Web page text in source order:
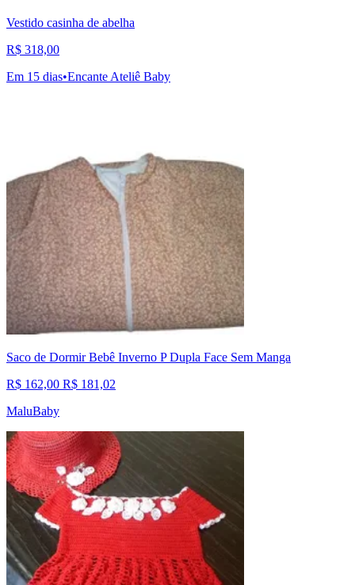
Vestido casinha de abelha
R$ 318,00
Em 15 dias•Encante Ateliê Baby
Saco de Dormir Bebê Inverno P Dupla Face Sem Manga
R$ 162,00 R$ 181,02
MaluBaby